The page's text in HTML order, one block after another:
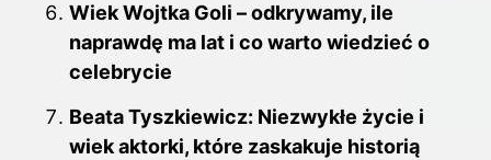
Wiek Wojtka Goli – odkrywamy, ile
naprawdę ma lat i co warto wiedzieć o
celebrycie
Beata Tyszkiewicz: Niezwykłe życie i
wiek aktorki, które zaskakuje historią